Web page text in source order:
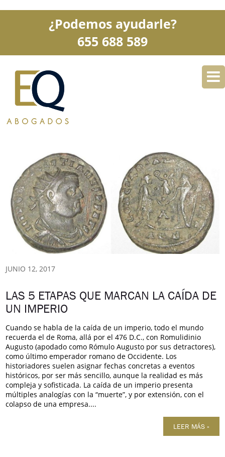
¿Podemos ayudarle?
655 688 589
SERVICIOS
CONTACTO
JUNIO 12, 2017
LAS 5 ETAPAS QUE MARCAN LA CAÍDA DE
UN IMPERIO
Cuando se habla de la caída de un imperio, todo el mundo
recuerda el de Roma, allá por el 476 D.C., con Romulidinio
Augusto (apodado como Rómulo Augusto por sus detractores),
como último emperador romano de Occidente. Los
historiadores suelen asignar fechas concretas a eventos
históricos, por ser más sencillo, aunque la realidad es más
compleja y sofisticada. La caída de un imperio presenta
múltiples analogías con la “muerte”, y por extensión, con el
colapso de una empresa....
LEER MÁS »